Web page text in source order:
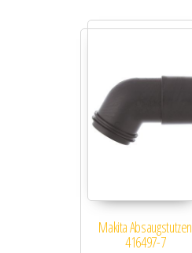
Makita Absaugstutzen
416497-7